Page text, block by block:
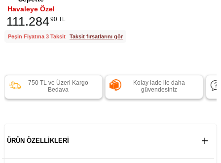
Havaleye Özel
111.28490 TL
Peşin Fiyatına 3 Taksit Taksit fırsatlarını gör
750 TL ve Üzeri Kargo
Bedava
Kolay iade ile daha
güvendesiniz
ÜRÜN ÖZELLIKLERI